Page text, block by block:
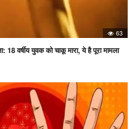
63
वर्षीय युवक को चाकू मारा, ये है पूरा मामला